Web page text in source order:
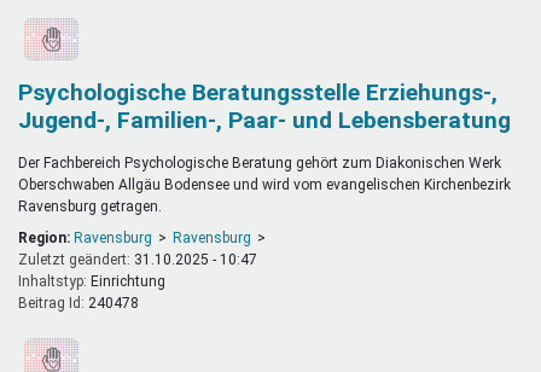
Psychologische Beratungsstelle Erziehungs-,
Jugend-, Familien-, Paar- und Lebensberatung
Der Fachbereich Psychologische Beratung gehört zum Diakonischen Werk
Oberschwaben Allgäu Bodensee und wird vom evangelischen Kirchenbezirk
Ravensburg getragen.
Region: Ravensburg
Ravensburg
Zuletzt geändert: 31.10.2025 - 10:47
Inhaltstyp:
einrichtung
Beitrag Id: 240478